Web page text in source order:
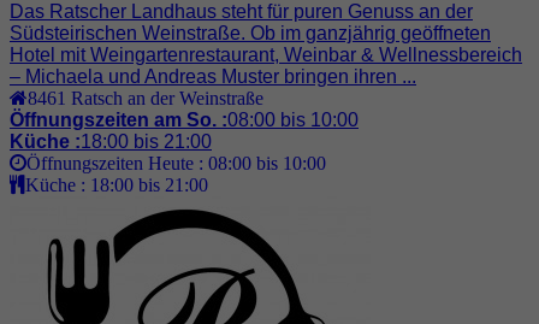
Das Ratscher Landhaus steht für puren Genuss an der
Südsteirischen Weinstraße. Ob im ganzjährig geöffneten
Hotel mit Weingartenrestaurant, Weinbar & Wellnessbereich
– Michaela und Andreas Muster bringen ihren ...
8461 Ratsch an der Weinstraße
Öffnungszeiten am So. :08:00 bis 10:00
Küche :18:00 bis 21:00
Öffnungszeiten Heute : 08:00 bis 10:00
Küche : 18:00 bis 21:00